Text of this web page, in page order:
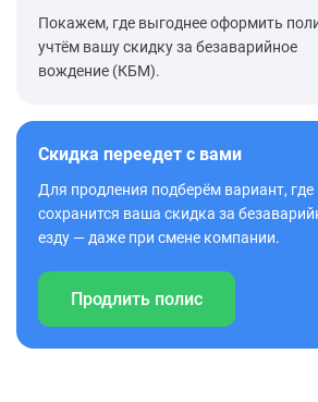
Покажем, где выгоднее оформить
учтём вашу скидку за безаварийное
вождение (КБМ).
Скидка переедет с вами
Для продления подберём вариант, где
сохранится ваша скидка за
езду — даже при смене компании.
Продлить полис